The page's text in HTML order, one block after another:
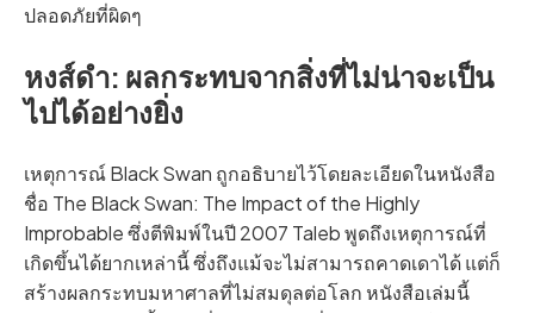
ปลอดภัยที่ผิดๆ
หงส์ดำ: ผลกระทบจากสิ่งที่ไม่น่าจะเป็น
ไปได้อย่างยิ่ง
เหตุการณ์ Black Swan ถูกอธิบายไว้โดยละเอียดในหนังสือ
ชื่อ The Black Swan: The Impact of the Highly
Improbable ซึ่งตีพิมพ์ในปี 2007 Taleb พูดถึงเหตุการณ์ที่
เกิดขึ้นได้ยากเหล่านี้ ซึ่งถึงแม้จะไม่สามารถคาดเดาได้ แต่ก็
สร้างผลกระทบมหาศาลที่ไม่สมดุลต่อโลก หนังสือเล่มนี้